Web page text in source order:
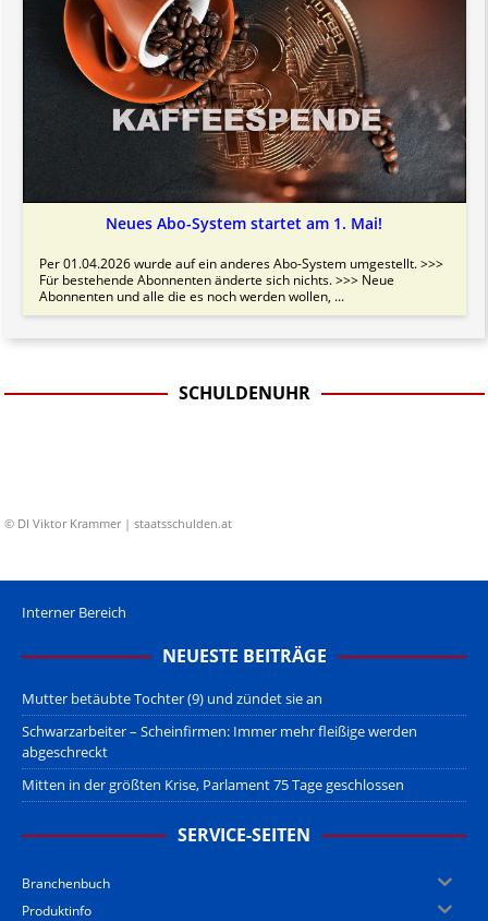
Neues Abo-System startet am 1. Mai!
Per 01.04.2026 wurde auf ein anderes Abo-System umgestellt. >>>
Für bestehende Abonnenten änderte sich nichts. >>> Neue
Abonnenten und alle die es noch werden wollen, ...
SCHULDENUHR
© DI Viktor Krammer | staatsschulden.at
Interner Bereich
NEUESTE BEITRÄGE
Mutter betäubte Tochter (9) und zündet sie an
Schwarzarbeiter – Scheinfirmen: Immer mehr fleißige werden
abgeschreckt
Mitten in der größten Krise, Parlament 75 Tage geschlossen
SERVICE-SEITEN
Branchenbuch
Produktinfo